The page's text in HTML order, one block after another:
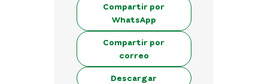
Compartir por
WhatsApp
Compartir por
correo
Descargar